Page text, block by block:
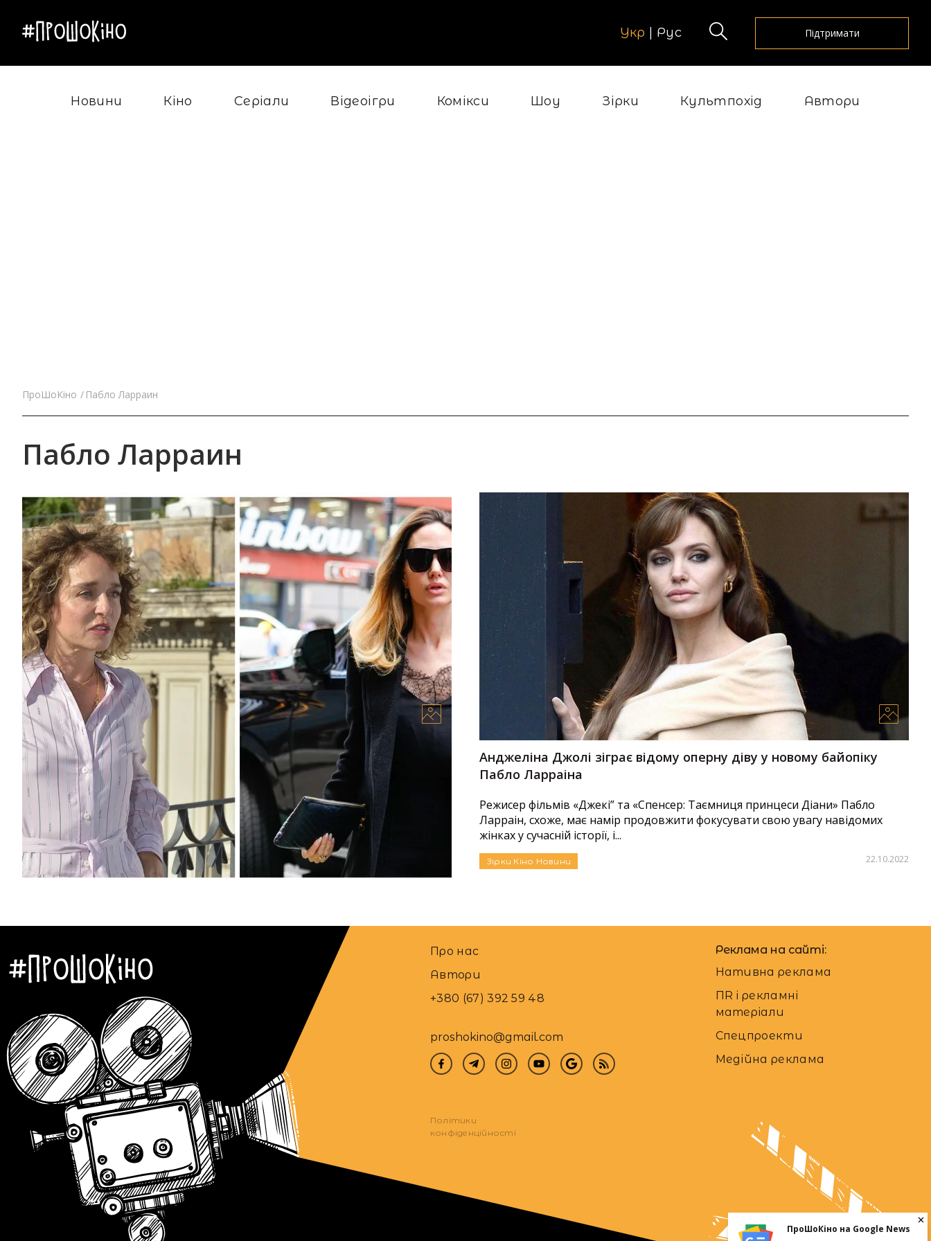
Укр Рус Підтримати
Новини Кіно Серіали Відеоігри Комікси Шоу Зірки Культпохід Автори
ПроШоКіно Пабло Ларраин
Пабло Ларраин
Зірки КіноНовини
Італійська акторка Валерія Голіно приєднається до Анджеліни
Джолі у біографічному фільмі Пабло Ларраїна
У середині жовтня у Будапешті почнуть знімати біографічний фільм Пабло
Ларраїна про Марію Каллас «Марія», в якому головну роль грає Анджеліна
Джолі, а...
Автор:Єгор Бунін
Зірки Кіно Новини
Анджеліна Джолі зіграє відому оперну діву у новому байопіку
Пабло Ларраіна
Режисер фільмів «Джекі” та «Спенсер: Таємниця принцеси Діани» Пабло
Ларраін, схоже, має намір продовжити фокусувати свою увагу навідомих
жінках у сучасній історії, і...
22.10.2022
Про нас
Автори
+380 (67) 392 59 48
proshokino@gmail.com
Реклама на сайті:
Нативна реклама
ПR і рекламні
матеріали
Спецпроекти
Медійна реклама
Політики
конфіденційності
ПроШоКіно на Google News